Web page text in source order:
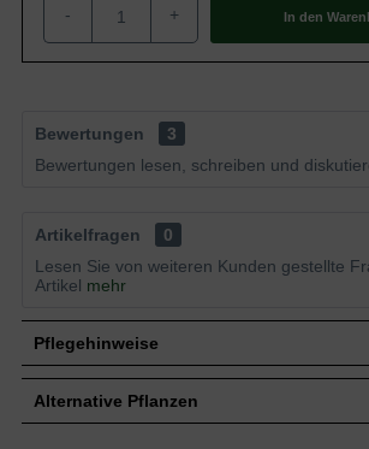
- + In den
Bewertungen
3
Bewertungen lesen, schreiben und
Artikelfragen
0
Lesen Sie von weiteren Kunden gestellte
Artikel mehr
Pflegehinweise
Pflanz- und Pflegetipps Cedrus
Alternative Pflanzen